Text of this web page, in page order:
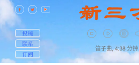
投稿
联系
订阅
笛子曲, 4:38 分钟